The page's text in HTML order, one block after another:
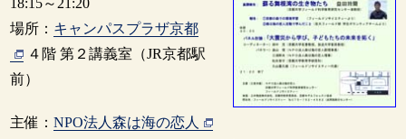
18:15～21:20
場所： キャンパスプラザ京都
４階 第２講義室（JR京都駅
前）
主催：NPO法人森は海の恋人